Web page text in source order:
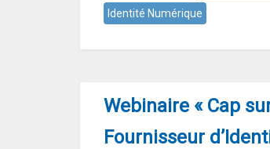
Identité Numérique
Webinaire « Cap
Fournisseur